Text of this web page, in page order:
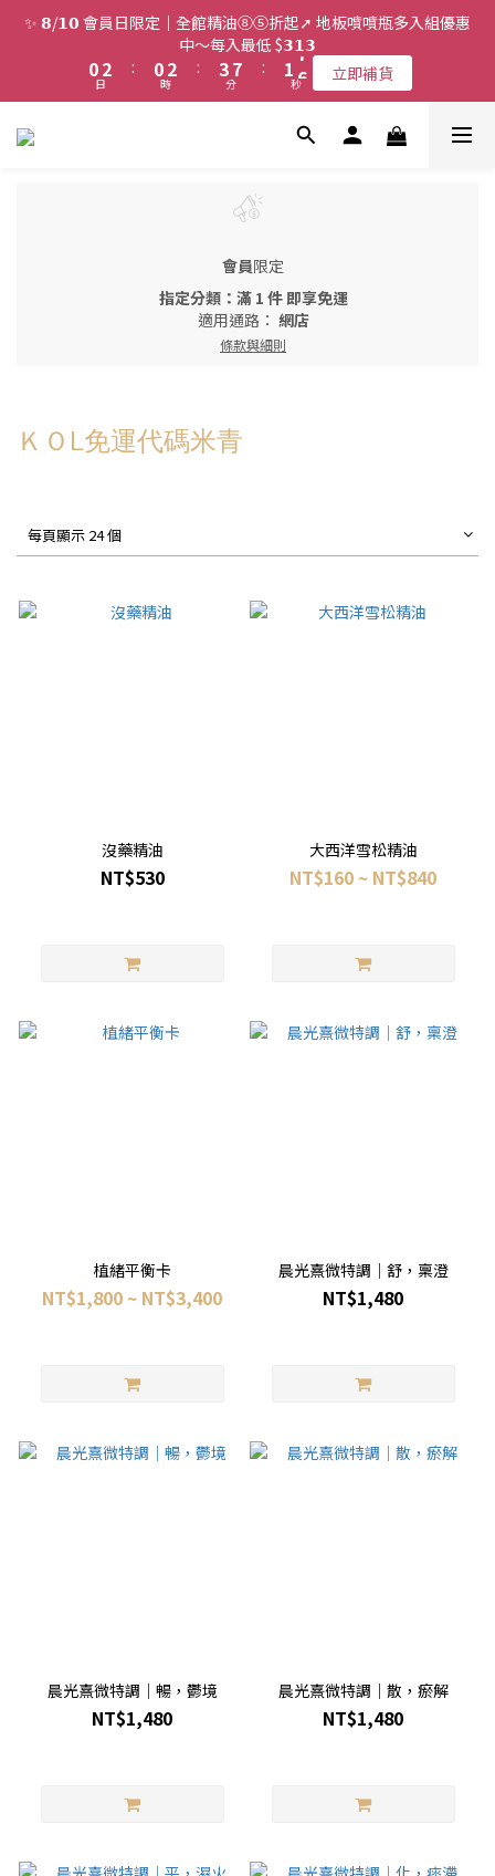
✨ 𝟴/𝟭𝟬 會員日限定｜全館精油⑧⑤折起➚ 地板噴噴瓶多入組優惠
中～每入最低 $𝟯𝟭𝟯
2
0
4
2
1
日
:
2
0
4
2
1
時
:
5
4
3
2
9
8
7
6
1
分
:
3
2
1
0
8
7
6
5
3
秒 立即補貨
會員限定
指定分類：滿 1 件 即享免運
適用通路： 網店
條款與細則
ＫＯL免運代碼米青
每頁顯示 24 個
沒藥精油
NT$530
大西洋雪松精油
NT$160 ~ NT$840
植緒平衡卡
NT$1,800 ~ NT$3,400
晨光熹微特調｜舒，稟澄
NT$1,480
晨光熹微特調｜暢，鬱境
NT$1,480
晨光熹微特調｜散，瘀解
NT$1,480